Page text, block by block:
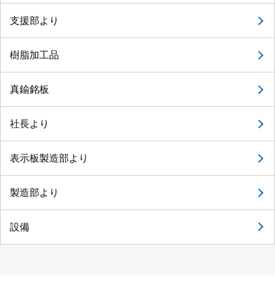
支援部より
樹脂加工品
真鍮銘板
社長より
表示板製造部より
製造部より
設備